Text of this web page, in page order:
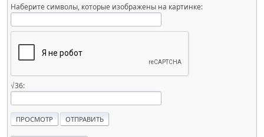
Наберите символы, которые изображены на картинке:
√36: